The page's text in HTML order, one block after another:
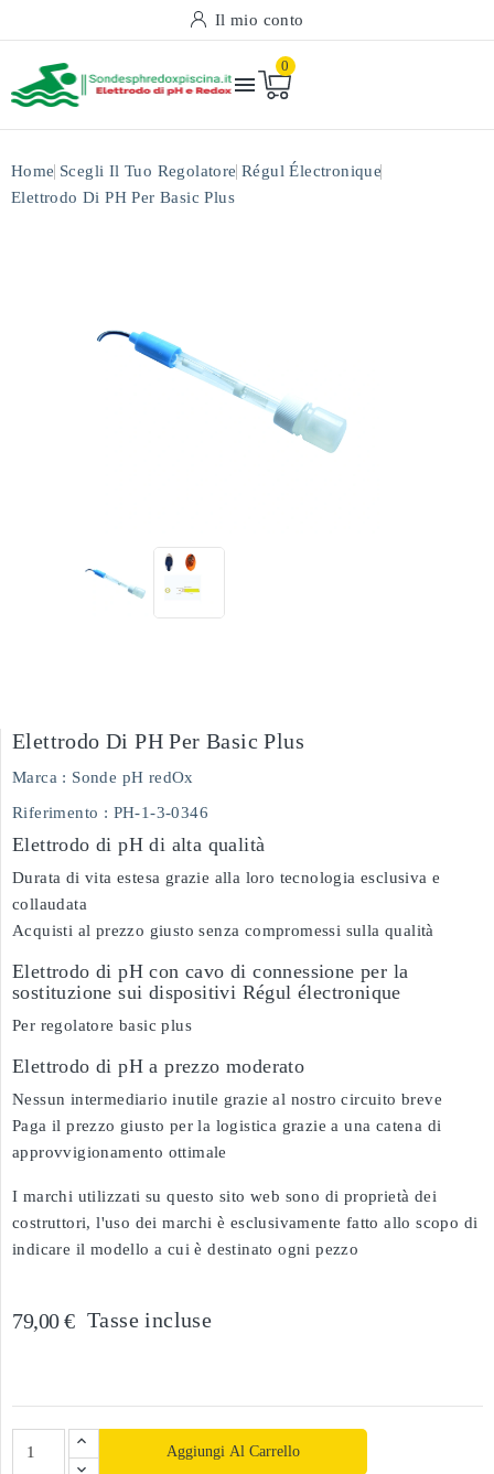
Il mio conto

0
Home Scegli Il Tuo Regolatore Régul Électronique
Elettrodo Di PH Per Basic Plus
Elettrodo Di PH Per Basic Plus
Marca : Sonde pH redOx
Riferimento : PH-1-3-0346
Elettrodo di pH di alta qualità
Durata di vita estesa grazie alla loro tecnologia esclusiva e
collaudata
Acquisti al prezzo giusto senza compromessi sulla qualità
Elettrodo di pH con cavo di connessione per la
sostituzione sui dispositivi Régul électronique
Per regolatore basic plus
Elettrodo di pH a prezzo moderato
Nessun intermediario inutile grazie al nostro circuito breve
Paga il prezzo giusto per la logistica grazie a una catena di
approvvigionamento ottimale
I marchi utilizzati su questo sito web sono di proprietà dei
costruttori, l'uso dei marchi è esclusivamente fatto allo scopo di
indicare il modello a cui è destinato ogni pezzo
79,00 € Tasse incluse
Aggiungi Al Carrello